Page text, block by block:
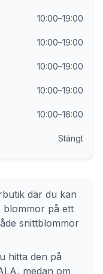
där du kan
blommor på ett
snittblommor
hitta den på
, medan om
10:00–19:00
10:00–19:00
10:00–19:00
10:00–19:00
10:00–16:00
Stängt